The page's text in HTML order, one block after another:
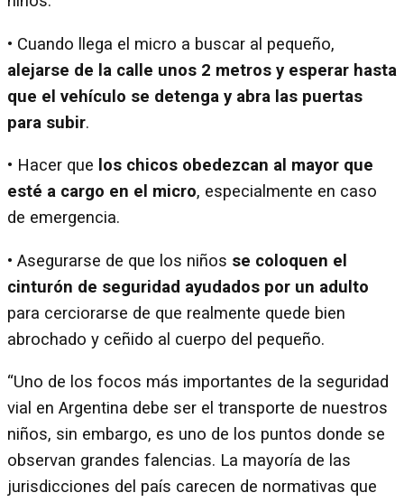
• Cuando llega el micro a buscar al pequeño,
alejarse de la calle unos 2 metros y esperar hasta
que el vehículo se detenga y abra las puertas
para subir.
• Hacer que los chicos obedezcan al mayor que
esté a cargo en el micro, especialmente en caso
de emergencia.
• Asegurarse de que los niños se coloquen el
cinturón de seguridad ayudados por un adulto
para cerciorarse de que realmente quede bien
abrochado y ceñido al cuerpo del pequeño.
“Uno de los focos más importantes de la seguridad
vial en Argentina debe ser el transporte de nuestros
niños, sin embargo, es uno de los puntos donde se
observan grandes falencias. La mayoría de las
jurisdicciones del país carecen de normativas que